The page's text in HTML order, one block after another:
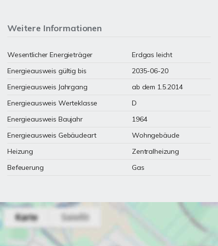
Weitere Informationen
Wesentlicher Energieträger
Erdgas leicht
Energieausweis gültig bis
2035-06-20
Energieausweis Jahrgang
ab dem 1.5.2014
Energieausweis Werteklasse
D
Energieausweis Baujahr
1964
Energieausweis Gebäudeart
Wohngebäude
Heizung
Zentralheizung
Befeuerung
Gas